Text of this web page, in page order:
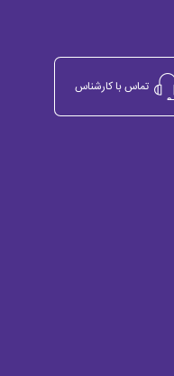
تماس با کارشناس